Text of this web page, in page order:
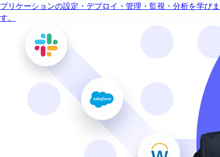
プリケーションの設定・デプロイ・管理・監視・分析を学びま
す。